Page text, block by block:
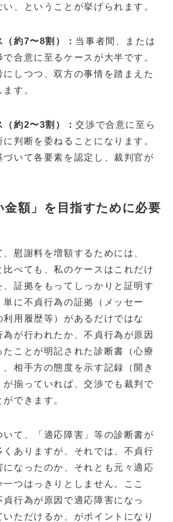
、ということが挙げられます。
約7〜8割）： 当事者間、または
合意に至るケースが大半です。
しつつ、双方の事情を踏まえた
す。
（約2〜3割）：交渉で合意に至ら
判断を委ねることになります。
いて各要素を認定し、裁判官が
金額」を目指すために必要
慰謝料を増額するためには、
比べても、私のケースはこれだけ
証拠をもってしっかりと証明す
単に不貞行為の証拠（メッセー
用履歴等）があるだけではな
為が行われたか、不貞行為が原因
たことが明記された診断書（心療
相手方の態度を示す記録（開き
揃っていれば、交渉でも裁判で
できます。
て、「適応障害」等の診断書が
ありますが、それでは、不貞行
なったのか、それとも元々適応
つはっきりとしません。ここ
行為が原因で適応障害になっ
ただけるか、がポイントになり